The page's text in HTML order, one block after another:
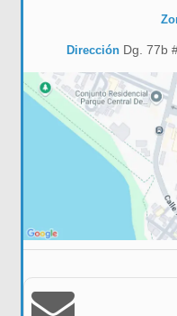
DirecciónDg. 77b